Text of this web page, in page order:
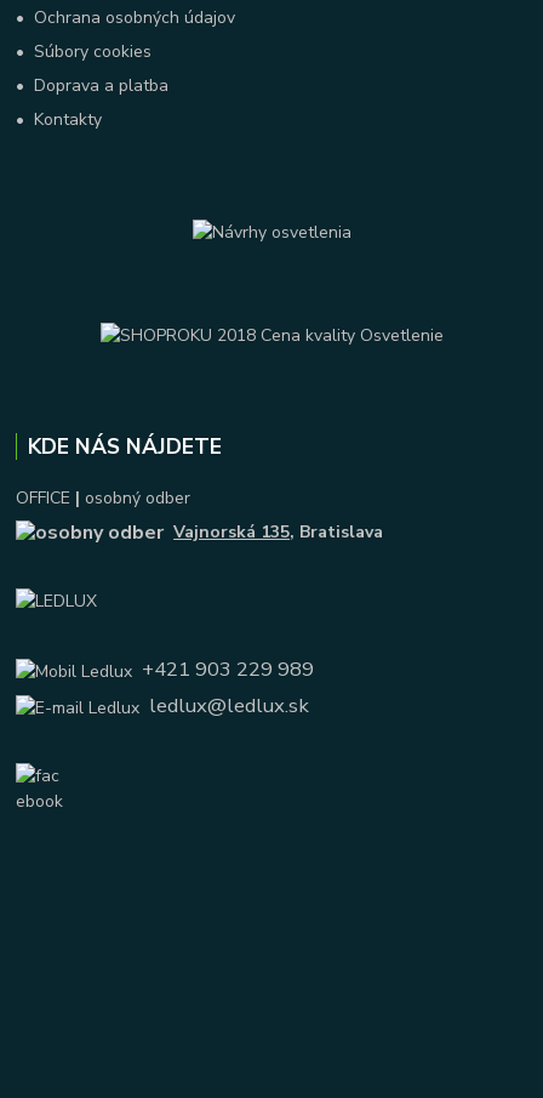
• Ochrana osobných údajov
•Súbory cookies
•Doprava a platba
•Kontakty
KDE NÁS NÁJDETE
OFFICE | osobný odber
Vajnorská 135, Bratislava
+421 903 229 989
ledlux@ledlux.sk